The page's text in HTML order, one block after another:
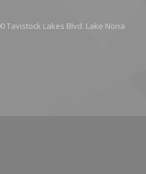
Tavistock Lakes Blvd. Lake Nona